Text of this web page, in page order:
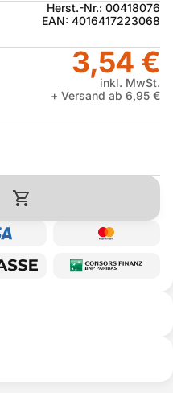
Herst.-Nr.: 00418076
EAN: 4016417223068
3,54 €
inkl. MwSt.
+ Versand ab 6,95 €